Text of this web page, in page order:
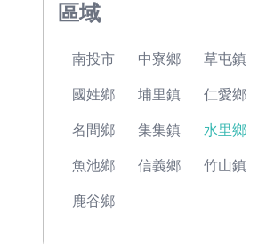
區域
南投市 中寮鄉 草屯鎮
國姓鄉 埔里鎮 仁愛鄉
名間鄉 集集鎮 水里鄉
魚池鄉 信義鄉 竹山鎮
鹿谷鄉